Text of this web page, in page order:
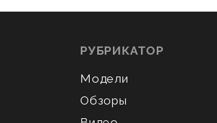
РУБРИКАТОР
Модели
Обзоры